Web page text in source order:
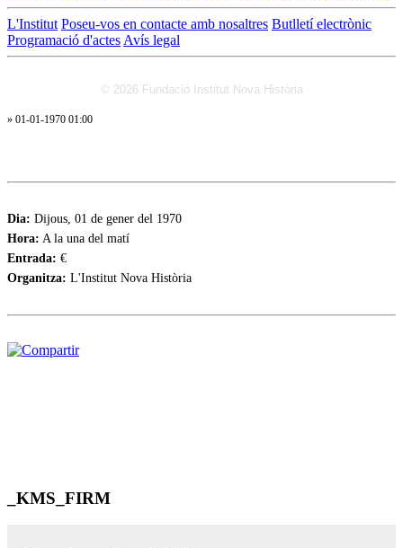
L'Institut Poseu-vos en contacte amb nosaltres Butlletí electrònic
Programació d'actes Avís legal
© 2026 Fundació Institut Nova Història
» 01-01-1970 01:00
Dia: Dijous, 01 de gener del 1970
Hora: A la una del matí
Entrada: €
Organitza: L'Institut Nova Història
_KMS_FIRM